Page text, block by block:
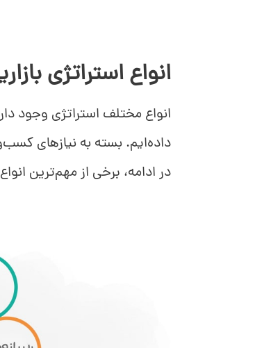
انواع استراتژی
انواع مختلف استراتژی وجود
داده‌ایم. بسته به نیازهای
در ادامه، برخی از مهم‌ترین